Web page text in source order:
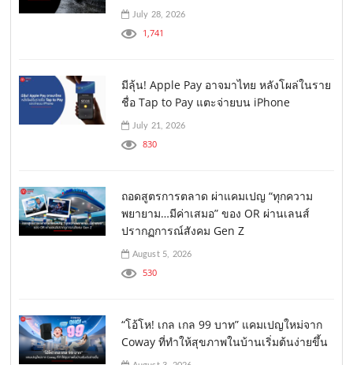
July 28, 2026
1,741
มีลุ้น! Apple Pay อาจมาไทย หลังโผล่ในราย
ชื่อ Tap to Pay แตะจ่ายบน iPhone
July 21, 2026
830
ถอดสูตรการตลาด ผ่าแคมเปญ “ทุกความ
พยายาม…มีค่าเสมอ” ของ OR ผ่านเลนส์
ปรากฏการณ์สังคม Gen Z
August 5, 2026
530
“โอ้โห! เกล เกล 99 บาท” แคมเปญใหม่จาก
Coway ที่ทำให้สุขภาพในบ้านเริ่มต้นง่ายขึ้น